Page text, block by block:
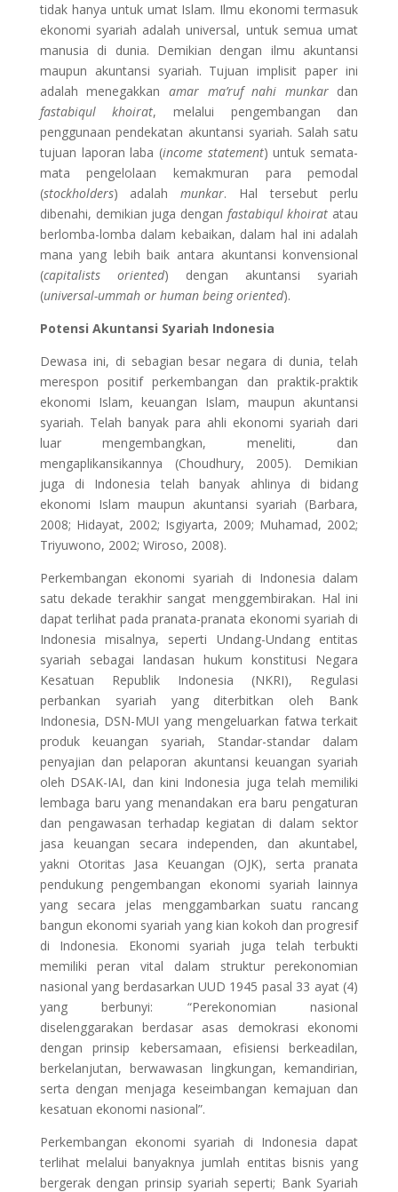
tidak hanya untuk umat Islam. Ilmu ekonomi termasuk
ekonomi syariah adalah universal, untuk semua umat
manusia di dunia. Demikian dengan ilmu akuntansi
maupun akuntansi syariah. Tujuan implisit paper ini
adalah menegakkan amar ma’ruf nahi munkardan
fastabiqul khoirat, melalui pengembangan dan
penggunaan pendekatan akuntansi syariah. Salah satu
tujuan laporan laba (income statement) untuk semata-
mata pengelolaan kemakmuran para pemodal
(stockholders) adalahmunkar. Hal tersebut perlu
dibenahi, demikian juga dengan fastabiqul khoirat atau
berlomba-lomba dalam kebaikan, dalam hal ini adalah
mana yang lebih baik antara akuntansi konvensional
(capitalists oriented) dengan akuntansi syariah
(universal-ummah or human being oriented).
Potensi Akuntansi Syariah Indonesia
Dewasa ini, di sebagian besar negara di dunia, telah
merespon positif perkembangan dan praktik-praktik
ekonomi Islam, keuangan Islam, maupun akuntansi
syariah. Telah banyak para ahli ekonomi syariah dari
luar mengembangkan, meneliti, dan
mengaplikansikannya (Choudhury, 2005). Demikian
juga di Indonesia telah banyak ahlinya di bidang
ekonomi Islam maupun akuntansi syariah (Barbara,
2008; Hidayat, 2002; Isgiyarta, 2009; Muhamad, 2002;
Triyuwono, 2002; Wiroso, 2008).
Perkembangan ekonomi syariah di Indonesia dalam
satu dekade terakhir sangat menggembirakan. Hal ini
dapat terlihat pada pranata-pranata ekonomi syariah di
Indonesia misalnya, seperti Undang-Undang entitas
syariah sebagai landasan hukum konstitusi Negara
Kesatuan Republik Indonesia (NKRI), Regulasi
perbankan syariah yang diterbitkan oleh Bank
Indonesia, DSN-MUI yang mengeluarkan fatwa terkait
produk keuangan syariah, Standar-standar dalam
penyajian dan pelaporan akuntansi keuangan syariah
oleh DSAK-IAI, dan kini Indonesia juga telah memiliki
lembaga baru yang menandakan era baru pengaturan
dan pengawasan terhadap kegiatan di dalam sektor
jasa keuangan secara independen, dan akuntabel,
yakni Otoritas Jasa Keuangan (OJK), serta pranata
pendukung pengembangan ekonomi syariah lainnya
yang secara jelas menggambarkan suatu rancang
bangun ekonomi syariah yang kian kokoh dan progresif
di Indonesia. Ekonomi syariah juga telah terbukti
memiliki peran vital dalam struktur perekonomian
nasional yang berdasarkan UUD 1945 pasal 33 ayat (4)
yang berbunyi: “Perekonomian nasional
diselenggarakan berdasar asas demokrasi ekonomi
dengan prinsip kebersamaan, efisiensi berkeadilan,
berkelanjutan, berwawasan lingkungan, kemandirian,
serta dengan menjaga keseimbangan kemajuan dan
kesatuan ekonomi nasional”.
Perkembangan ekonomi syariah di Indonesia dapat
terlihat melalui banyaknya jumlah entitas bisnis yang
bergerak dengan prinsip syariah seperti; Bank Syariah